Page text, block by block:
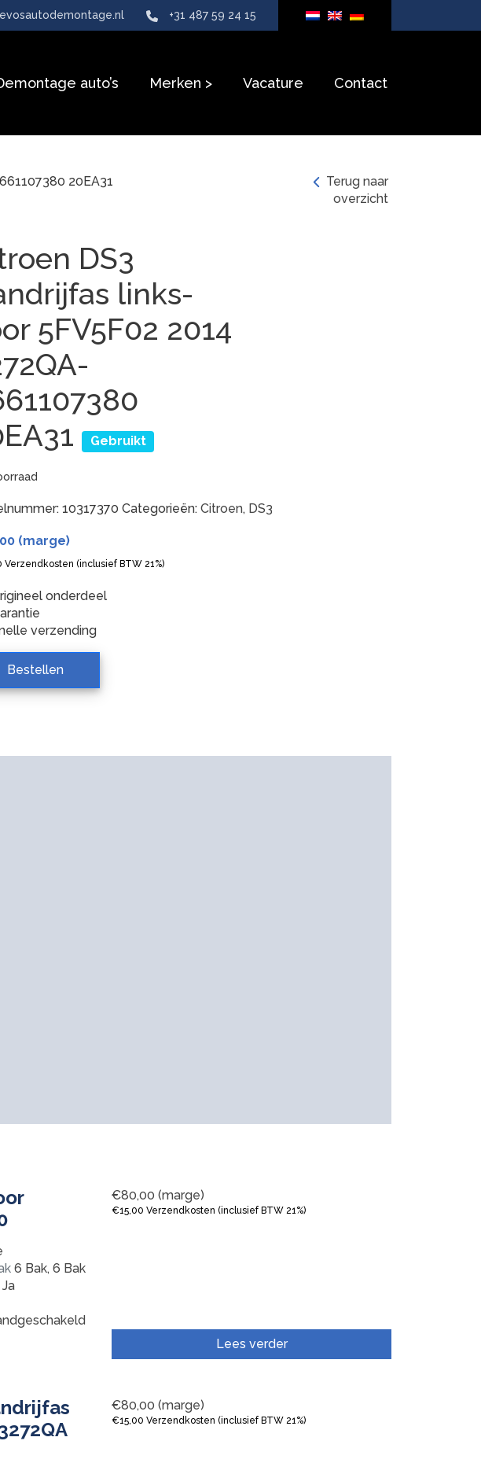
+31 487 59 24 15
auto’s Merken Vacature Contact
20EA31
DS3
links-
5FV5F02 2014
Gebruikt
Terug naar
overzicht
10317370 Categorieën:Citroen, DS3
(marge)
Verzendkosten (inclusief BTW 21%)
onderdeel
verzending
Bestellen
6 Bak, 6 Bak
Ja
€80,00 (marge)
€15,00 Verzendkosten (inclusief BTW 21%)
Lees verder
€80,00 (marge)
€15,00 Verzendkosten (inclusief BTW 21%)